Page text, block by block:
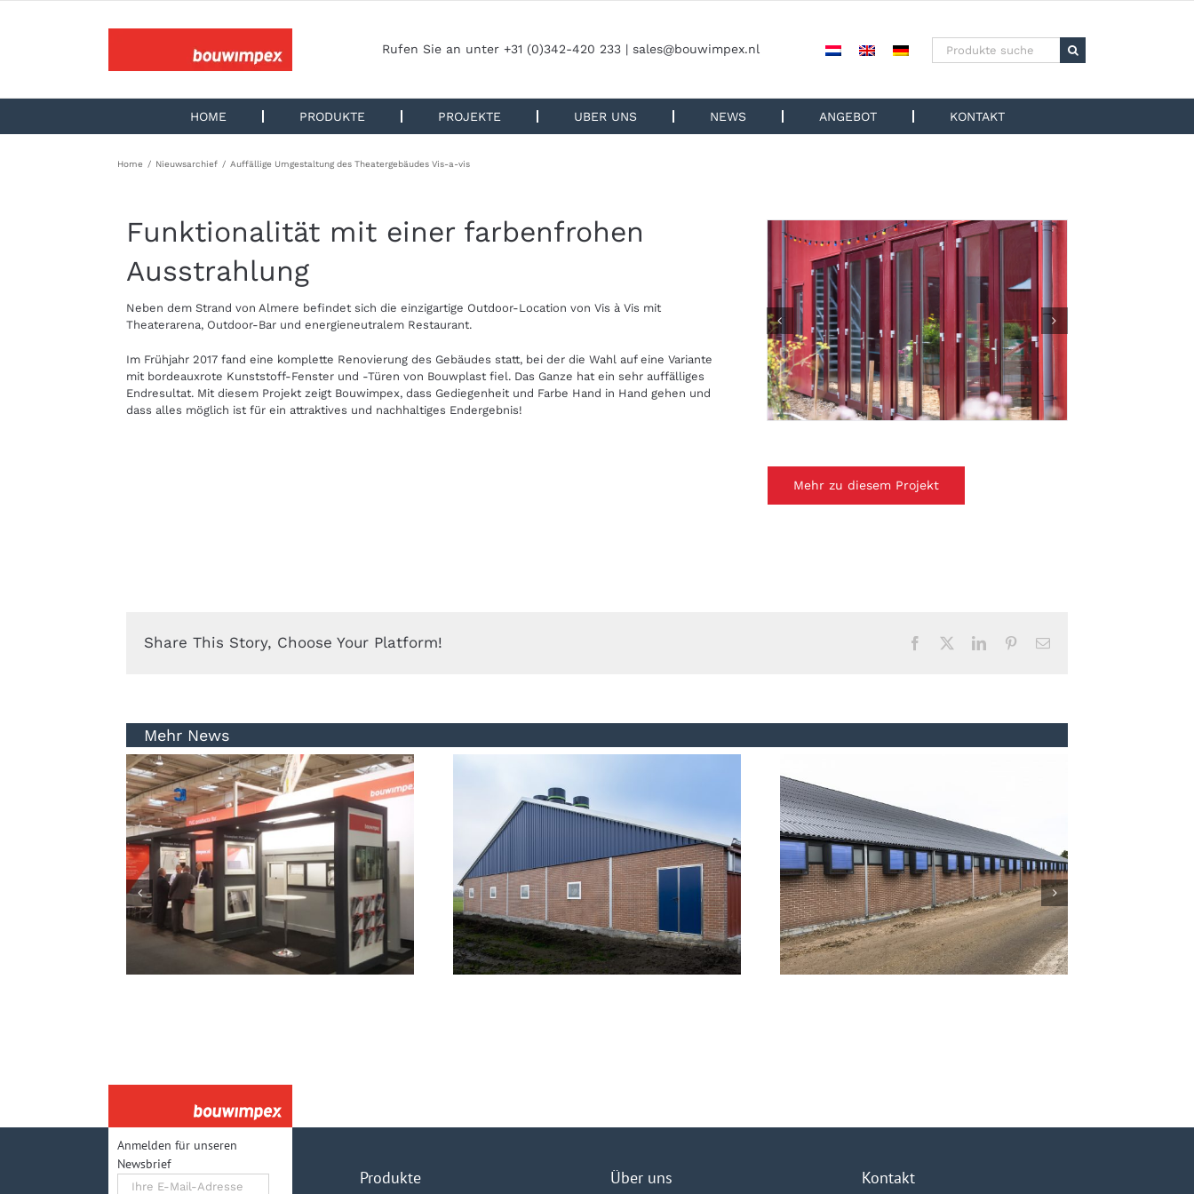
Rufen Sie an unter +31 (0)342-420 233 | sales@bouwimpex.nl
Suchen
nach:
HOME PRODUKTE PROJEKTE UBER UNS NEWS ANGEBOT KONTAKT
Home Nieuwsarchief Auffällige Umgestaltung des Theatergebäudes Vis-a-vis
Funktionalität mit einer farbenfrohen
Ausstrahlung
Neben dem Strand von Almere befindet sich die einzigartige Outdoor-Location von Vis à Vis mit
Theaterarena, Outdoor-Bar und energieneutralem Restaurant.
Im Frühjahr 2017 fand eine komplette Renovierung des Gebäudes statt, bei der die Wahl auf eine Variante
mit bordeauxrote Kunststoff-Fenster und -Türen von Bouwplast fiel. Das Ganze hat ein sehr auffälliges
Endresultat. Mit diesem Projekt zeigt Bouwimpex, dass Gediegenheit und Farbe Hand in Hand gehen und
dass alles möglich ist für ein attraktives und nachhaltiges Endergebnis!
Mehr zu diesem Projekt
Share This Story, Choose Your Platform! Facebook
TwitterLinkedInPinterestEmail
Mehr News
Anmelden für unseren
Newsbrief
Ihre
Produkte Über uns Kontakt